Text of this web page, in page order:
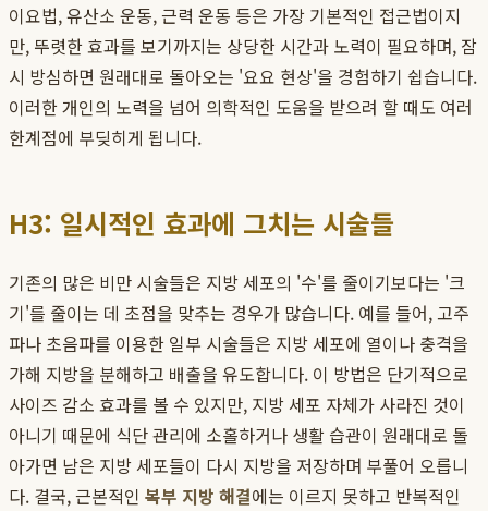
이요법, 유산소 운동, 근력 운동 등은 가장 기본적인 접근법이지
만, 뚜렷한 효과를 보기까지는 상당한 시간과 노력이 필요하며, 잠
시 방심하면 원래대로 돌아오는 '요요 현상'을 경험하기 쉽습니다.
이러한 개인의 노력을 넘어 의학적인 도움을 받으려 할 때도 여러
한계점에 부딪히게 됩니다.
H3: 일시적인 효과에 그치는 시술들
기존의 많은 비만 시술들은 지방 세포의 '수'를 줄이기보다는 '크
기'를 줄이는 데 초점을 맞추는 경우가 많습니다. 예를 들어, 고주
파나 초음파를 이용한 일부 시술들은 지방 세포에 열이나 충격을
가해 지방을 분해하고 배출을 유도합니다. 이 방법은 단기적으로
사이즈 감소 효과를 볼 수 있지만, 지방 세포 자체가 사라진 것이
아니기 때문에 식단 관리에 소홀하거나 생활 습관이 원래대로 돌
아가면 남은 지방 세포들이 다시 지방을 저장하며 부풀어 오릅니
다. 결국, 근본적인 복부 지방 해결에는 이르지 못하고 반복적인